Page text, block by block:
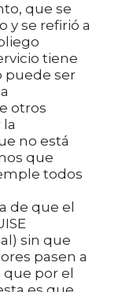
que se
y se refirió a
tiene
puede ser
otros
no está
que
todos
de que el
sin que
pasen a
que por el